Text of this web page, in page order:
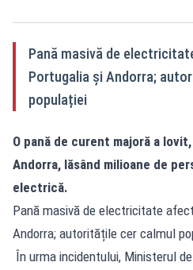
Pană masivă de
Portugalia și Andorra;
populației
O pană de curent majoră a
Andorra, lăsând milioane de
electrică.
Pană masivă de electricitate
Andorra; autoritățile cer calmul
În urma incidentului, Ministerul